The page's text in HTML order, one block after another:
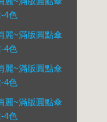
4色
麗~滿版圓點傘
4色
麗~滿版圓點傘
4色
麗~滿版圓點傘
4色